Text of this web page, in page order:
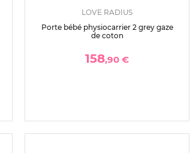
LOVE RADIUS
Porte bébé physiocarrier 2 grey gaze
de coton
158,90 €